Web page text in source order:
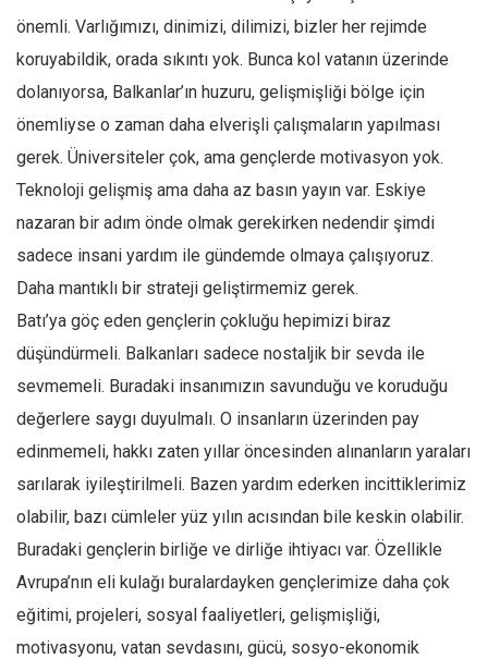
önemli. Varlığımızı, dinimizi, dilimizi, bizler her rejimde
koruyabildik, orada sıkıntı yok. Bunca kol vatanın üzerinde
dolanıyorsa, Balkanlar’ın huzuru, gelişmişliği bölge için
önemliyse o zaman daha elverişli çalışmaların yapılması
gerek. Üniversiteler çok, ama gençlerde motivasyon yok.
Teknoloji gelişmiş ama daha az basın yayın var. Eskiye
nazaran bir adım önde olmak gerekirken nedendir şimdi
sadece insani yardım ile gündemde olmaya çalışıyoruz.
Daha mantıklı bir strateji geliştirmemiz gerek.
Batı’ya göç eden gençlerin çokluğu hepimizi biraz
düşündürmeli. Balkanları sadece nostaljik bir sevda ile
sevmemeli. Buradaki insanımızın savunduğu ve koruduğu
değerlere saygı duyulmalı. O insanların üzerinden pay
edinmemeli, hakkı zaten yıllar öncesinden alınanların yaraları
sarılarak iyileştirilmeli. Bazen yardım ederken incittiklerimiz
olabilir, bazı cümleler yüz yılın acısından bile keskin olabilir.
Buradaki gençlerin birliğe ve dirliğe ihtiyacı var. Özellikle
Avrupa’nın eli kulağı buralardayken gençlerimize daha çok
eğitimi, projeleri, sosyal faaliyetleri, gelişmişliği,
motivasyonu, vatan sevdasını, gücü, sosyo-ekonomik